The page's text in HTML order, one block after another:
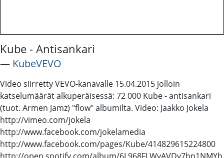
Kube - Antisankari
― KubeVEVO
Video siirretty VEVO-kanavalle 15.04.2015 jolloin
katselumäärät alkuperäisessä: 72 000 Kube - antisankari
(tuot. Armen Jamz) "flow" albumilta. Video: Jaakko Jokela
http://vimeo.com/jokela
http://www.facebook.com/jokelamedia
http://www.facebook.com/pages/Kube/414829615224800